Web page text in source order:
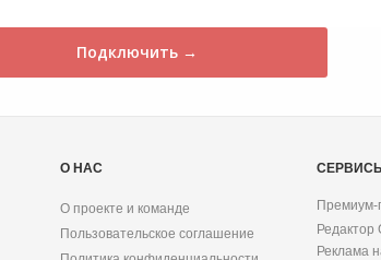
Подключить →
О НАС
О проекте и команде
Пользовательское соглашение
Премиум-
Редактор
Реклама